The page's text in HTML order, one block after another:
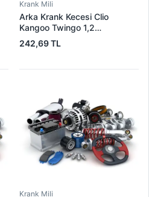
Krank Mili
Arka Krank Kecesi Clio
Kangoo Twingo 1,2
(70X86X7) / (20025741B) |
3E 58473493 | OEM
242,69 TL
Krank Mili